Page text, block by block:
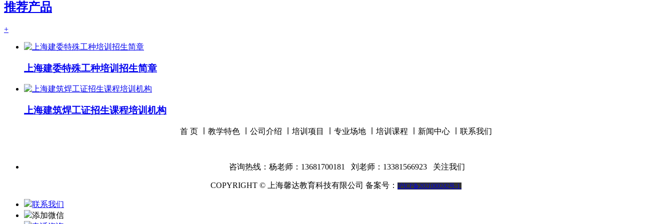
推荐产品
+
上海建委特殊工种培训招生简章
上海建筑焊工证招生课程培训机构
首 页 ∣ 教学特色 公司介绍 培训项目 专业场地 培训课程 新闻中心 联系我们
咨询热线：杨老师：13681700181 刘老师：13381566923 关注我们
COPYRIGHT © 上海馨达教育科技有限公司 备案号： 沪ICP备2021000242号-1
联系我们
添加微信